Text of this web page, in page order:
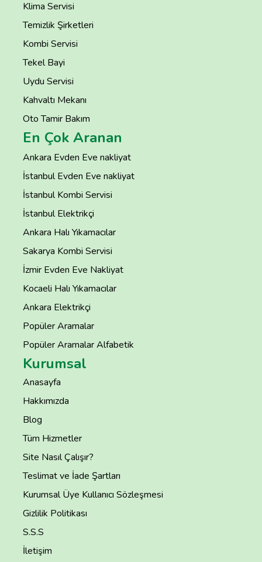
Klima Servisi
Temizlik Şirketleri
Kombi Servisi
Tekel Bayi
Uydu Servisi
Kahvaltı Mekanı
Oto Tamir Bakım
En Çok Aranan
Ankara Evden Eve nakliyat
İstanbul Evden Eve nakliyat
İstanbul Kombi Servisi
İstanbul Elektrikçi
Ankara Halı Yıkamacılar
Sakarya Kombi Servisi
İzmir Evden Eve Nakliyat
Kocaeli Halı Yıkamacılar
Ankara Elektrikçi
Popüler Aramalar
Popüler Aramalar Alfabetik
Kurumsal
Anasayfa
Hakkımızda
Blog
Tüm Hizmetler
Site Nasıl Çalışır?
Teslimat ve İade Şartları
Kurumsal Üye Kullanıcı Sözleşmesi
Gizlilik Politikası
S.S.S
İletişim